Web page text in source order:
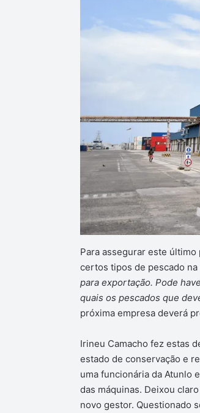
Para assegurar este
certos tipos de pescado na
para exportação. Pode
quais os pescados que
próxima empresa deverá
Irineu Camacho fez estas
estado de conservação e
uma funcionária da Atunlo
das máquinas. Deixou
novo gestor. Questionado